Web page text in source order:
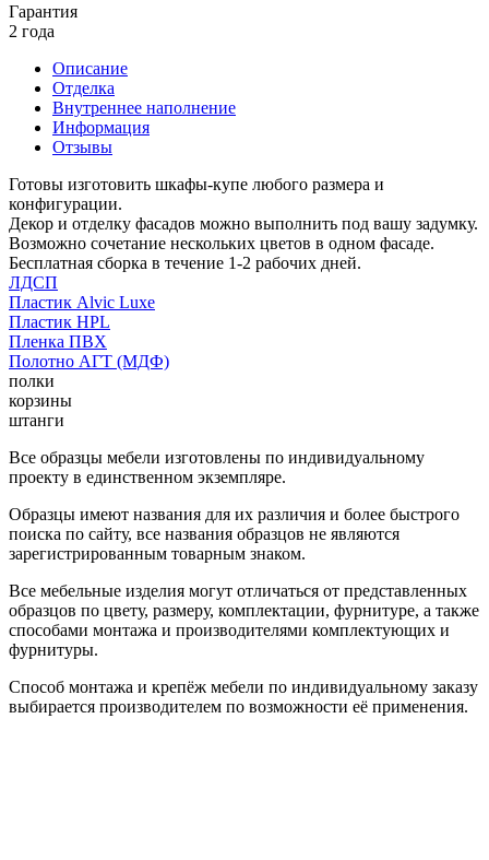
Гарантия
2 года
Описание
Отделка
Внутреннее наполнение
Информация
Отзывы
Готовы изготовить шкафы-купе любого размера и
конфигурации.
Декор и отделку фасадов можно выполнить под вашу задумку.
Возможно сочетание нескольких цветов в одном фасаде.
Бесплатная сборка в течение 1-2 рабочих дней.
ЛДСП
Пластик Alvic Luxe
Пластик HPL
Пленка ПВХ
Полотно АГТ (МДФ)
полки
корзины
штанги
Все образцы мебели изготовлены по индивидуальному
проекту в единственном экземпляре.
Образцы имеют названия для их различия и более быстрого
поиска по сайту, все названия образцов не являются
зарегистрированным товарным знаком.
Все мебельные изделия могут отличаться от представленных
образцов по цвету, размеру, комплектации, фурнитуре, а также
способами монтажа и производителями комплектующих и
фурнитуры.
Способ монтажа и крепёж мебели по индивидуальному заказу
выбирается производителем по возможности её применения.